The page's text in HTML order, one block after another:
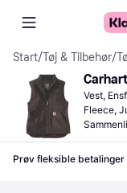
Start/Tøj & Tilbehør/
Vest,
Fleece,
Prøv fleksible betalinger